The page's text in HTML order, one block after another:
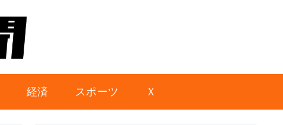
経済 スポーツ Ｘ